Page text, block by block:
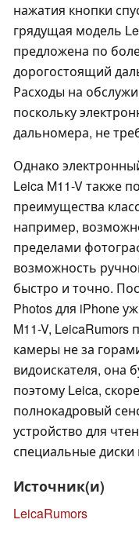
нажатия кнопки
грядущая модель
предложена по
дорогостоящий
Расходы на
поскольку
дальномера, не
Однако
Leica M11-V также
преимущества
например,
пределами
возможность
быстро и точно.
Photos для iPhone
M11-V, LeicaRumors
камеры не за
видоискателя, она
поэтому Leica,
полнокадровый
устройство для
специальные диски
Источник(и)
LeicaRumors